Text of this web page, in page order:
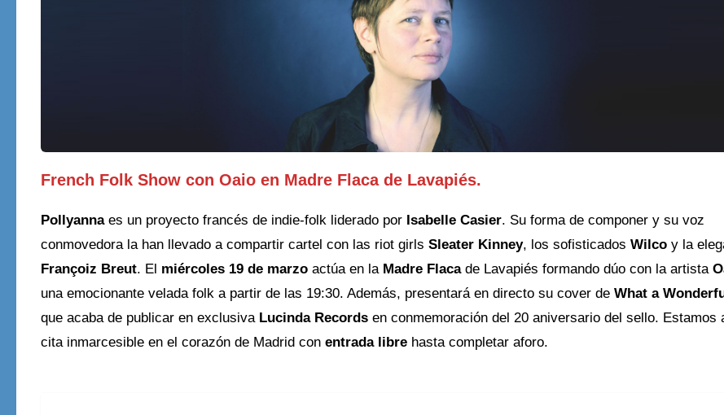
French Folk Show con Oaio en Madre Flaca de Lavapiés.
Pollyannaes un proyecto francés de indie-folk liderado por Isabelle Casier. Su forma de componer y su voz
conmovedora la han llevado a compartir cartel con las riot girls Sleater Kinney, los sofisticados Wilco y la
Françoiz Breut. El miércoles 19 de marzo actúa en la Madre Flacade Lavapiés formando dúo con la artista
una emocionante velada folk a partir de las 19:30. Además, presentará en directo su cover de What a
que acaba de publicar en exclusiva Lucinda Records en conmemoración del 20 aniversario del sello. Estamos
cita inmarcesible en el corazón de Madrid con entrada libre hasta completar aforo.